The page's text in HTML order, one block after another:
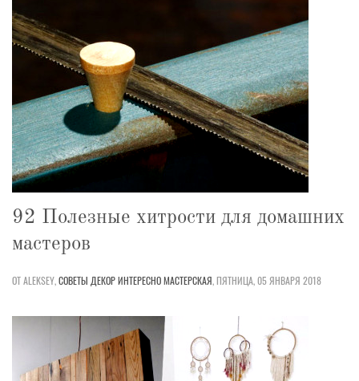
92 Полезные хитрости для домашних
мастеров
ОТ ALEKSEY,СОВЕТЫ ДЕКОРИНТЕРЕСНОМАСТЕРСКАЯ,ПЯТНИЦА, 05 ЯНВАРЯ 2018